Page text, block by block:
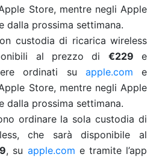
Store, mentre negli Apple
dalla prossima settimana.
custodia di ricarica wireless
al prezzo di €229 e
ordinati su apple.com e
Store, mentre negli Apple
dalla prossima settimana.
ordinare la sola custodia di
che sarà disponibile al
, su apple.com e tramite l’app